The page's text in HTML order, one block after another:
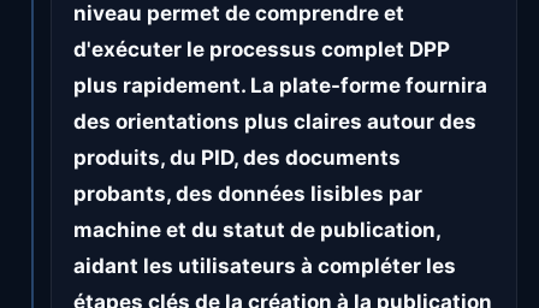
niveau permet de comprendre et
d'exécuter le processus complet DPP
plus rapidement. La plate-forme fournira
des orientations plus claires autour des
produits, du PID, des documents
probants, des données lisibles par
machine et du statut de publication,
aidant les utilisateurs à compléter les
étapes clés de la création à la publication